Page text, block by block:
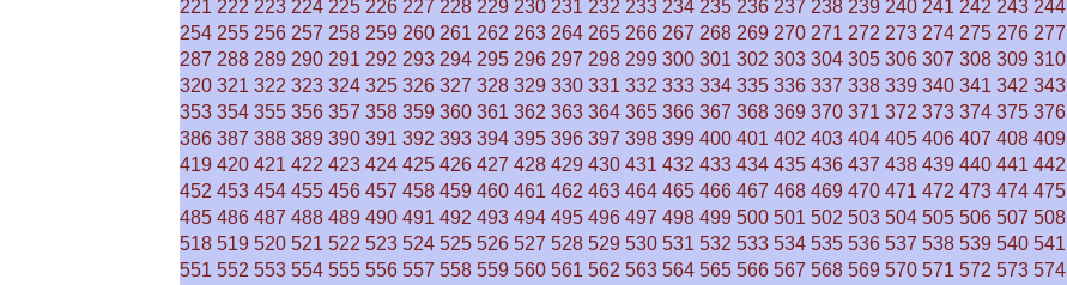
221 222 223 224 225 226 227 228 229 230 231 232 233 234 235 236 237 238 239 240 241 242 243 244
254 255 256 257 258 259 260 261 262 263 264 265 266 267 268 269 270 271 272 273 274 275 276 277
287 288 289 290 291 292 293 294 295 296 297 298 299 300 301 302 303 304 305 306 307 308 309 310
320 321 322 323 324 325 326 327 328 329 330 331 332 333 334 335 336 337 338 339 340 341 342 343
353 354 355 356 357 358 359 360 361 362 363 364 365 366 367 368 369 370 371 372 373 374 375 376
386 387 388 389 390 391 392 393 394 395 396 397 398 399 400 401 402 403 404 405 406 407 408 409
419 420 421 422 423 424 425 426 427 428 429 430 431 432 433 434 435 436 437 438 439 440 441 442
452 453 454 455 456 457 458 459 460 461 462 463 464 465 466 467 468 469 470 471 472 473 474 475
485 486 487 488 489 490 491 492 493 494 495 496 497 498 499 500 501 502 503 504 505 506 507 508
518 519 520 521 522 523 524 525 526 527 528 529 530 531 532 533 534 535 536 537 538 539 540 541
551 552 553 554 555 556 557 558 559 560 561 562 563 564 565 566 567 568 569 570 571 572 573 574